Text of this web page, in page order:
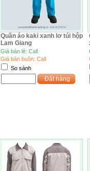
Quần áo kaki xanh lơ túi hộp
Lam Giang
Giá bán lẻ: Call
Giá bán buôn: Call
So sánh
Đặt hàng